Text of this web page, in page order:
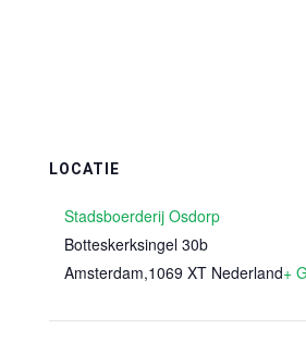
LOCATIE
Stadsboerderij Osdorp
Botteskerksingel 30b
Amsterdam,1069 XT Nederland+